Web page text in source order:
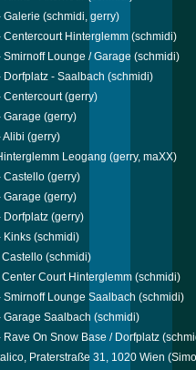
Galerie (schmidi, gerry)
Centercourt Hinterglemm (schmidi)
Lounge / Garage (schmidi)
Dorfplatz - Saalbach (schmidi)
Centercourt(gerry)
Garage (gerry)
Alibi (gerry)
Leogang (gerry, maXX)
Castello (gerry)
Garage (gerry)
Dorfplatz (gerry)
Kinks (schmidi)
Castello (schmidi)
Court Hinterglemm (schmidi)
Smirnoff Lounge Saalbach (schmidi)
Garage Saalbach (schmidi)
Rave On Snow Base / Dorfplatz
Praterstraße 31, 1020 Wien